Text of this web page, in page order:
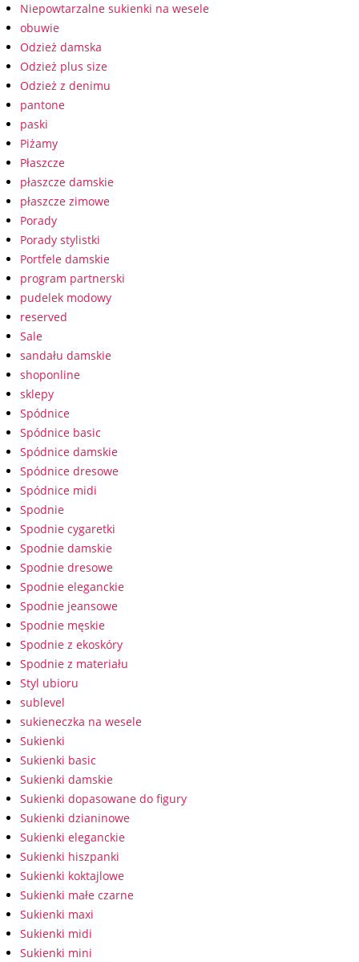
Niepowtarzalne sukienki na wesele
obuwie
Odzież damska
Odzież plus size
Odzież z denimu
pantone
paski
Piżamy
Płaszcze
płaszcze damskie
płaszcze zimowe
Porady
Porady stylistki
Portfele damskie
program partnerski
pudelek modowy
reserved
Sale
sandału damskie
shoponline
sklepy
Spódnice
Spódnice basic
Spódnice damskie
Spódnice dresowe
Spódnice midi
Spodnie
Spodnie cygaretki
Spodnie damskie
Spodnie dresowe
Spodnie eleganckie
Spodnie jeansowe
Spodnie męskie
Spodnie z ekoskóry
Spodnie z materiału
Styl ubioru
sublevel
sukieneczka na wesele
Sukienki
Sukienki basic
Sukienki damskie
Sukienki dopasowane do figury
Sukienki dzianinowe
Sukienki eleganckie
Sukienki hiszpanki
Sukienki koktajlowe
Sukienki małe czarne
Sukienki maxi
Sukienki midi
Sukienki mini